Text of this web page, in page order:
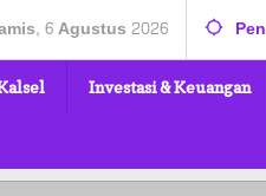
6 Agustus 2026
Investasi & Keuangan